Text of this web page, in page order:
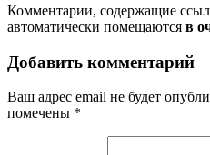
Комментарии, содержащие
автоматически помещаются в
Добавить комментарий
Ваш адрес email не будет
помечены *